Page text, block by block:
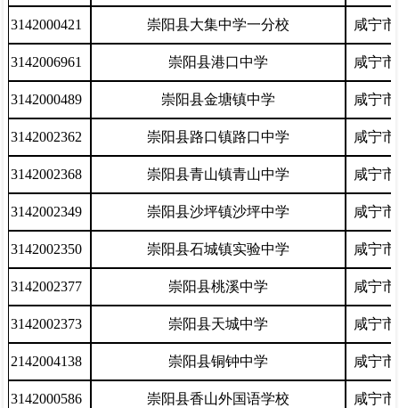
3142000421 崇阳县大集中学一分校 咸宁
3142006961 崇阳县港口中学 咸宁
3142000489 崇阳县金塘镇中学 咸宁
3142002362 崇阳县路口镇路口中学 咸宁
3142002368 崇阳县青山镇青山中学 咸宁
3142002349 崇阳县沙坪镇沙坪中学 咸宁
3142002350 崇阳县石城镇实验中学 咸宁
3142002377 崇阳县桃溪中学 咸宁
3142002373 崇阳县天城中学 咸宁
2142004138 崇阳县铜钟中学 咸宁
3142000586 崇阳县香山外国语学校 咸宁